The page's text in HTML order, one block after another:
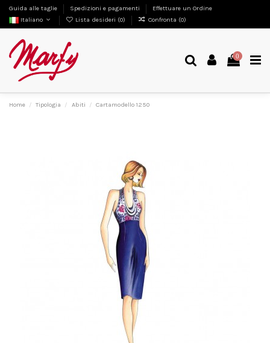
Guida alle taglie Spedizioni e pagamenti
Effettuare un Ordine
Italiano
Lista desideri (0) Confronta (0)
0
Home Tipologia Abiti Cartamodello 1250